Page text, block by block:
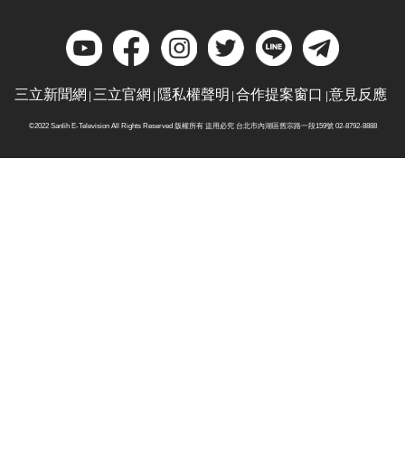
三立新聞網 三立官網 隱私權聲明 合作提案窗口 意見反應
©2022 Sanlih E-Television All Rights Reserved 版權所有 盜用必究 台北市內湖區舊宗路一段159號 02-8792-8888